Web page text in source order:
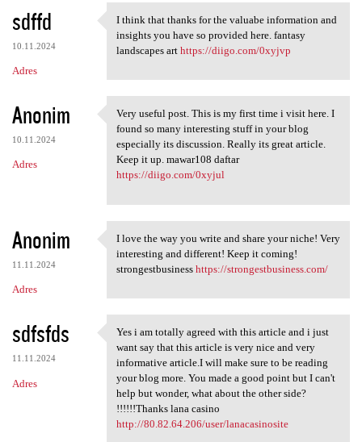
sdffd
10.11.2024
Adres
I think that thanks for the
I think that thanks for the valuabe information and
insights you have so provided here. fantasy
landscapes art https://diigo.com/0xyjvp
Anonim
10.11.2024
Adres
Very useful post. This is my
Very useful post. This is my first time i visit here. I
found so many interesting stuff in your blog
especially its discussion. Really its great article.
Keep it up. mawar108 daftar
https://diigo.com/0xyjul
Anonim
11.11.2024
Adres
I love the way you write and
I love the way you write and share your niche! Very
interesting and different! Keep it coming!
strongestbusiness https://strongestbusiness.com/
sdfsfds
11.11.2024
Adres
Yes i am totally agreed with
Yes i am totally agreed with this article and i just
want say that this article is very nice and very
informative article.I will make sure to be reading
your blog more. You made a good point but I can't
help but wonder, what about the other side?
!!!!!!Thanks lana casino
http://80.82.64.206/user/lanacasinosite